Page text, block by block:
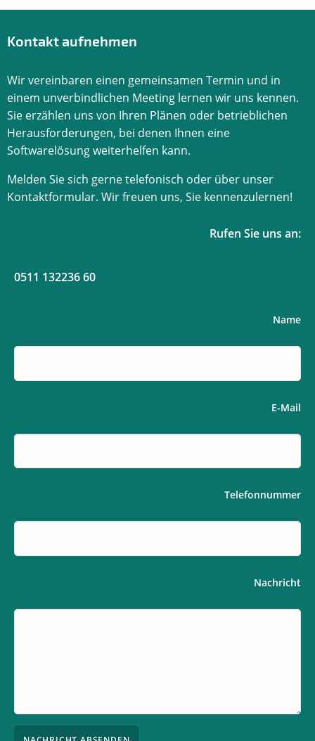
Kontakt aufnehmen
Wir vereinbaren einen gemeinsamen Termin und in
einem unverbindlichen Meeting lernen wir uns kennen.
Sie erzählen uns von Ihren Plänen oder betrieblichen
Herausforderungen, bei denen Ihnen eine
Softwarelösung weiterhelfen kann.
Melden Sie sich gerne telefonisch oder über unser
Kontaktformular. Wir freuen uns, Sie kennenzulernen!
Rufen Sie uns an:
0511 132236 60
Name
E-Mail
Telefonnummer
Nachricht